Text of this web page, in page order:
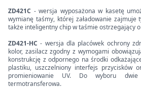
ZD421C - wersja wyposażona w kasetę
wymianę taśmy, której załadowanie zajmuje
także inteligentny chip w taśmie ostrzegający
ZD421-HC- wersja dla placówek ochrony
kolor, zasilacz zgodny z wymogami
konstrukcję z odpornego na środki
plastiku, uszczelniony interfejs przycisków
promieniowanie UV. Do wyboru
termotransferowa.